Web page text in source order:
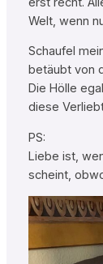
Welt, wenn
Schaufel
betäubt von
Die Hölle
diese
PS:
Liebe ist,
scheint,